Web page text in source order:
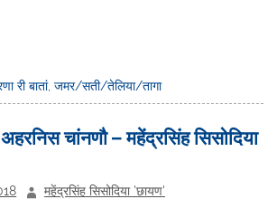
री बातां,जमर/सती/तेलिया/तागा
चांनणौ – महेंद्रसिंह सिसोदिया
महेंद्रसिंह सिसोदिया 'छायण'